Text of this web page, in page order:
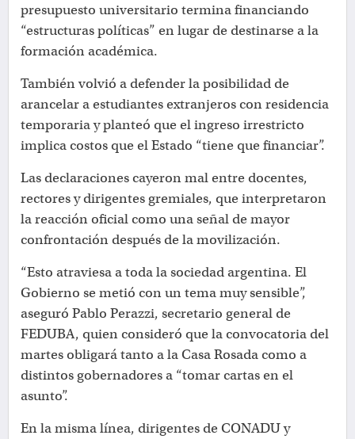
presupuesto universitario termina financiando
“estructuras políticas” en lugar de destinarse a la
formación académica.
También volvió a defender la posibilidad de
arancelar a estudiantes extranjeros con residencia
temporaria y planteó que el ingreso irrestricto
implica costos que el Estado “tiene que financiar”.
Las declaraciones cayeron mal entre docentes,
rectores y dirigentes gremiales, que interpretaron
la reacción oficial como una señal de mayor
confrontación después de la movilización.
“Esto atraviesa a toda la sociedad argentina. El
Gobierno se metió con un tema muy sensible”,
aseguró Pablo Perazzi, secretario general de
FEDUBA, quien consideró que la convocatoria del
martes obligará tanto a la Casa Rosada como a
distintos gobernadores a “tomar cartas en el
asunto”.
En la misma línea, dirigentes de CONADU y